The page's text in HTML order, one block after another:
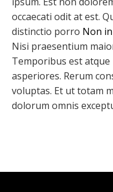
occaecati odit at est.
distinctio porro Non
Nisi praesentium
Temporibus est
asperiores. Rerum
voluptas. Et ut totam
dolorum omnis